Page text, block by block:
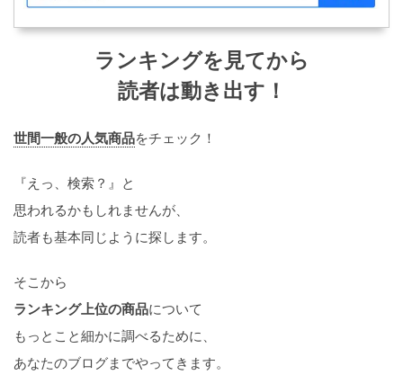
ランキングを見てから
読者は動き出す！
世間一般の人気商品をチェック！
『えっ、検索？』と
思われるかもしれませんが、
読者も基本同じように探します。
そこから
ランキング上位の商品について
もっとこと細かに調べるために、
あなたのブログまでやってきます。